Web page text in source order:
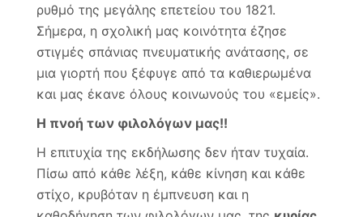
ρυθμό της μεγάλης επετείου του 1821.
Σήμερα, η σχολική μας κοινότητα έζησε
στιγμές σπάνιας πνευματικής ανάτασης, σε
μια γιορτή που ξέφυγε από τα καθιερωμένα
και μας έκανε όλους κοινωνούς του «εμείς».
Η πνοή των φιλολόγων μας!!
Η επιτυχία της εκδήλωσης δεν ήταν τυχαία.
Πίσω από κάθε λέξη, κάθε κίνηση και κάθε
στίχο, κρυβόταν η έμπνευση και η